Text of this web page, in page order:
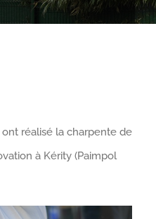
réalisé la charpente de
à Kérity (Paimpol